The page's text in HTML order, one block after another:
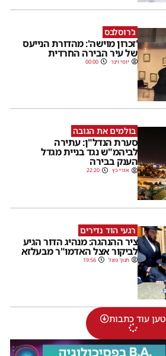
ג'רוסלבס
'זכרון מוישה': מהדורת הנייעס
של עיר הבירה החרדית
יוסי וינר 00:00
בולמים את הגובה
סערת הנדל"ן: עתירה
לביהמ"ש נגד בניית מגדל
הענק בבירה
אורי כץ 22:20
רגעי הוד נדירים
ציר ההנהגה: מנהיג הדור הגיע
לביקור אצל האדמו"ר מבעלזא
חנוך פוגל 19:56
טען עוד כתבות